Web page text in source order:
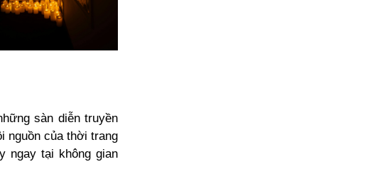
sàn diễn truyền
nguồn của thời trang
ngay tại không gian